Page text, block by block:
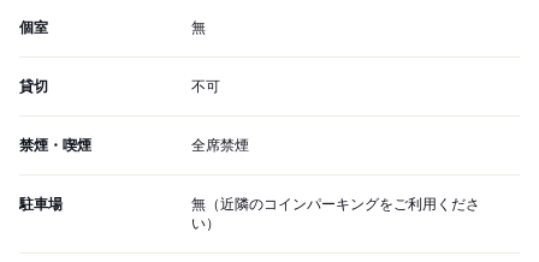
個室 無
貸切 不可
禁煙・喫煙 全席禁煙
駐車場
無（近隣のコインパーキングをご利用くださ
い）